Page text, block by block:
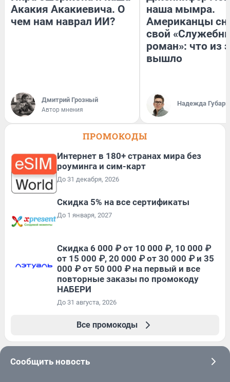
Акакия Акакиевича. О
чем нам наврал ИИ?
Дмитрий Грозный
Автор мнения
наша мымра.
Американцы
свой
роман»: что из
вышло
Надежда Губарь
ПРОМОКОДЫ
Интернет в 180+ странах мира без
роуминга и сим-карт
До 31 декабря, 2026
Скидка 5% на все сертификаты
До 1 января, 2027
Скидка 6 000 ₽ от 10 000 ₽, 10 000 ₽
от 15 000 ₽, 20 000 ₽ от 30 000 ₽ и 35
000 ₽ от 50 000 ₽ на первый и все
повторные заказы по промокоду
НАБЕРИ
До 31 августа, 2026
Все промокоды
Сообщить новость